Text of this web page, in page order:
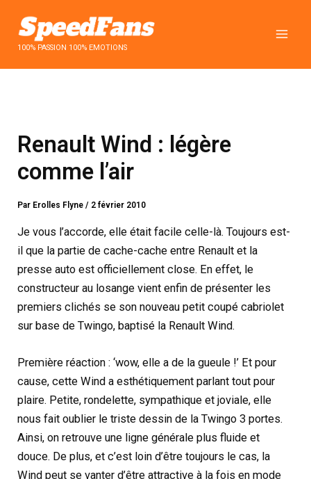
contenu100% PASSION 100% EMOTIONS
Renault Wind : légère
comme l’air
Par Erolles Flyne/ 2 février 2010
Je vous l’accorde, elle était facile celle-là. Toujours est-
il que la partie de cache-cache entre Renault et la
presse auto est officiellement close. En effet, le
constructeur au losange vient enfin de présenter les
premiers clichés se son nouveau petit coupé cabriolet
sur base de Twingo, baptisé la Renault Wind.
Première réaction : ‘wow, elle a de la gueule !’ Et pour
cause, cette Wind a esthétiquement parlant tout pour
plaire. Petite, rondelette, sympathique et joviale, elle
nous fait oublier le triste dessin de la Twingo 3 portes.
Ainsi, on retrouve une ligne générale plus fluide et
douce. De plus, et c’est loin d’être toujours le cas, la
Wind peut se vanter d’être attractive à la fois en mode